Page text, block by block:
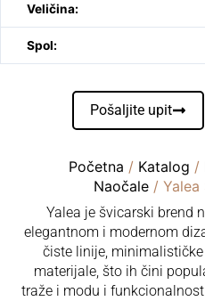
Veličina:
Spol:
Pošaljite upit
Početna / Katalog /
Naočale / Yalea
Yalea je švicarski brend
elegantnom i modernom
čiste linije,
materijale, što ih čini
traže i modu i